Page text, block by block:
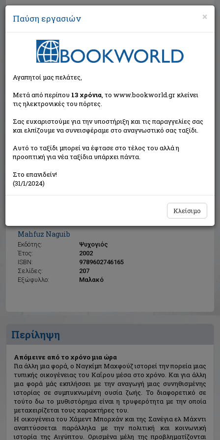
Αναζήτηση
Mahfuz Naguib
Εκδότης:
Ψυχογιός
Έτος:
2002
ISBN:
9789602746165
Σελίδες:
207
Εξώφυλλο:
Μαλακό
Εξαντλημένο από τον
εκδότη
Περίληψη
Απόμεινε από το χρόνο μια ώρα
Για άλλη μια φορά, ο Ναγκίμπ Μαχφούζ ιστορεί την πορεία μιας
τυπικής οικογένειας του Καΐρου μέσα στο χρόνο. Και για άλλη
μια φορά μάς εκπλήσσει με την αναγωγή μιας συνηθισμένης
ιστορίας σε συμπυκνωμένη ουσία ζωής. Το διαφορετικό σε
τούτο δω το μυθιστόρημα είναι η τρυφερότητα με την οποία
μεταχειρίζεται τους χαρακτήρες του.
Η οικογένεια του Χάμεντ Μπορχάν και της Σανέγια ελ Μάχντι
αναπτύσσεται παράλληλα με την πολιτική και κοινωνική
ιστορία της Αιγύπτου. Ορισμένα μέλη της προβληματίζονται
×
Παύση εργασιών
Αγαπητοί μας πελάτες,
Μετά από περίπου 13 χρόνια, το www.bookworld.gr κλείνει
τις ηλεκτρονικές του πόρτες.
Σας ευχαριστούμε για την υποστήριξη και τις παραγγελίες σας
και ελπίζουμε να συνεισφέραμε στο αναγνωστικό σας ταξίδι.
Αυτό το ταξίδι μπορεί να έφτασε στο τέλος του αλλά η
προοπτική για νέα ταξίδια υπάρχει πάντα.
Στο επανιδείν!
(31/1/2024)
Κλείσιμο